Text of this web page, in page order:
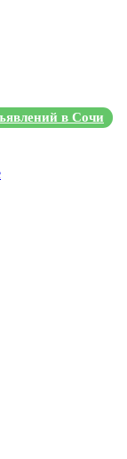
в Сочи